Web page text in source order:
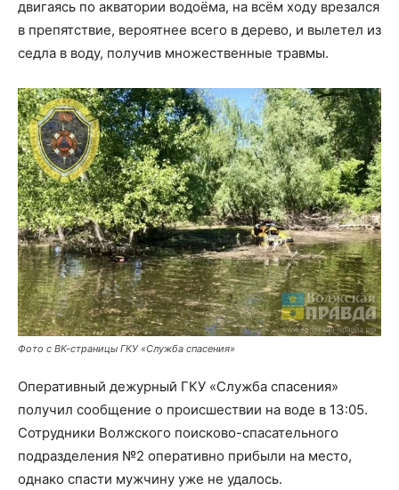
двигаясь по акватории водоёма, на всём ходу врезался
в препятствие, вероятнее всего в дерево, и вылетел из
седла в воду, получив множественные травмы.
Фото с ВК-страницы ГКУ «Служба спасения»
Оперативный дежурный ГКУ «Служба спасения»
получил сообщение о происшествии на воде в 13:05.
Сотрудники Волжского поисково-спасательного
подразделения №2 оперативно прибыли на место,
однако спасти мужчину уже не удалось.